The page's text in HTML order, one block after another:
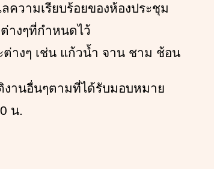
วามเรียบร้อยของห้องประชุม
างๆที่กำหนดไว้
างๆ เช่น แก้วน้ำ จาน ชาม ช้อน
งานอื่นๆตามที่ได้รับมอบหมาย
น.